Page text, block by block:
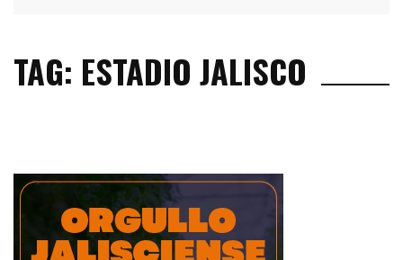
TAG: ESTADIO JALISCO